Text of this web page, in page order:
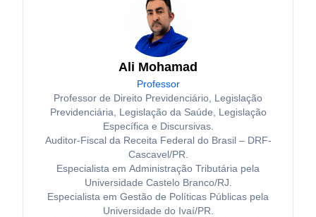
Ali Mohamad
Professor
Professor de Direito Previdenciário, Legislação
Previdenciária, Legislação da Saúde, Legislação
Específica e Discursivas.
Auditor-Fiscal da Receita Federal do Brasil – DRF-
Cascavel/PR.
Especialista em Administração Tributária pela
Universidade Castelo Branco/RJ.
Especialista em Gestão de Políticas Públicas pela
Universidade do Ivaí/PR.